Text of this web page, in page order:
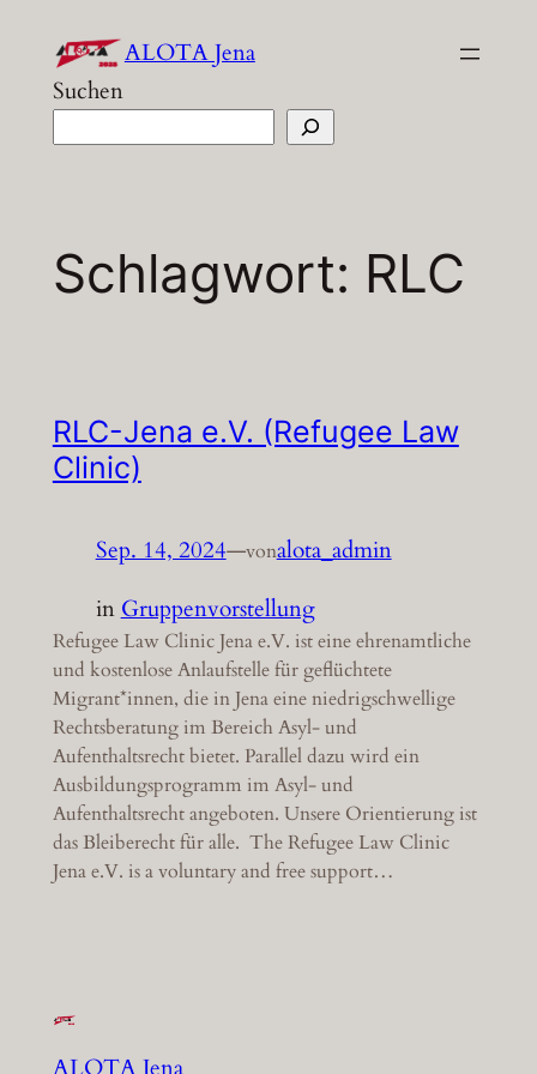
Inhalt
springen
ALOTA Jena
Suchen
Schlagwort: RLC
RLC-Jena e.V. (Refugee Law
Clinic)
Sep. 14, 2024—vonalota_admin
in Gruppenvorstellung
Refugee Law Clinic Jena e.V. ist eine ehrenamtliche
und kostenlose Anlaufstelle für geflüchtete
Migrant*innen, die in Jena eine niedrigschwellige
Rechtsberatung im Bereich Asyl- und
Aufenthaltsrecht bietet. Parallel dazu wird ein
Ausbildungsprogramm im Asyl- und
Aufenthaltsrecht angeboten. Unsere Orientierung ist
das Bleiberecht für alle. The Refugee Law Clinic
Jena e.V. is a voluntary and free support…
ALOTA Jena